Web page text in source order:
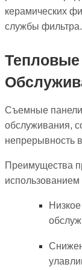
керамических
службы фильтра.
Съемные панели
обслуживания,
непрерывность
Преимущества
использованием